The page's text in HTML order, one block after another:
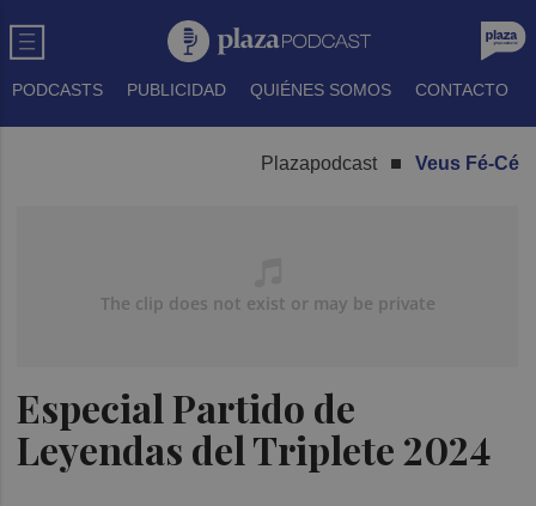
PODCASTS PUBLICIDAD QUIÉNES SOMOS CONTACTO
Plazapodcast Veus Fé-Cé
Especial Partido de
Leyendas del Triplete 2024